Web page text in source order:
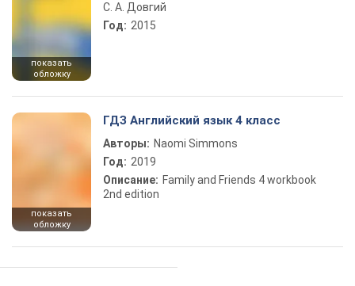
показать
обложку
С. А. Довгий
Год: 2015
показать
обложку
ГДЗ Английский язык 4 класс
Авторы: Naomi Simmons
Год: 2019
Описание: Family and Friends 4 workbook
2nd edition